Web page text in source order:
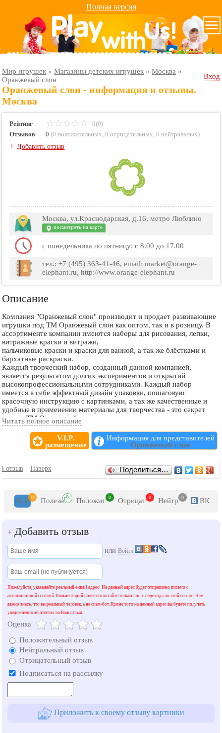
Полная версия
Мир игрушек »Магазины детских игрушек »Москва »
Оранжевый слон
Вход
Оранжевый слон - информация и отзывы.
Москва
Рейтинг
0(0)
Отзывов
0 (0 положительных,0 отрицательных,0 нейтральных)
+Добавить отзыв
Москва, ул.Краснодарская, д.16, метро Люблино
посмотреть на карте
с понедельника по пятницу: с 8.00 до 17.00
тел.: +7 (495) 363-41-46, email: market@orange-
elephant.ru, http://www.orange-elephant.ru
Описание
Компания "Оранжевый слон" производит и продает развивающие
игрушки под ТМ Оранжевый слон как оптом, так и в розницу. В
ассортименте компании имеются наборы для рисования, лепки,
витражные краски и витражи,
пальчиковые краски и краски для ванной, а так же блёстками и
бархатные раскраски.
Каждый творческий набор, созданный данной компанией,
является результатом долгих экспериментов и открытий
высокопрофессиональными сотрудниками. Каждый набор
имеется в себе эффектный дизайн упаковки, пошаговую
красочную инструкцию с картинками, а так же качественные и
удобные в применении материалы для творчества - это секрет
успеха ТМ Оранжевый слон.
Помимо дорогих наборов, имеется широкий выбор более
экономичных по цене наборов для ежедневного творчества и
развития детей.
Читать полное описание
V.I.P.
размещение
Информация для представителей
Оранжевый слон
Отзывы
отзыв Наверх Поделиться…
Все 0 Полезн Положит 0 Отрицат 0 Нейтр 0 ВК
+ Добавить отзыв
илиВойти
Пожалуйста, указывайте реальный e-mail адрес! На данный адрес будет отправлено письмо с
активационной ссылкой. Комментарий появится на сайте только после перехода по этой ссылке. Нам
важно знать, что вы реальный человек, а не спам-бот. Кроме того на данный адрес вы будете получать
уведомления об ответах на Ваш отзыв.
Оценка
Положительный отзыв
Нейтральный отзыв
Отрицательный отзыв
Подписаться на рассылку
Приложить к своему отзыву картинки